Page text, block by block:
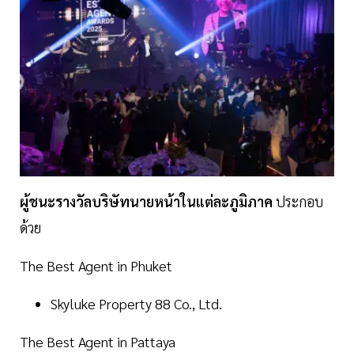
ผู้ชนะรางวัลบริษัทนายหน้าในแต่ละภูมิภาค ประกอบ
ด้วย
The Best Agent in Phuket
Skyluke Property 88 Co., Ltd.
The Best Agent in Pattaya